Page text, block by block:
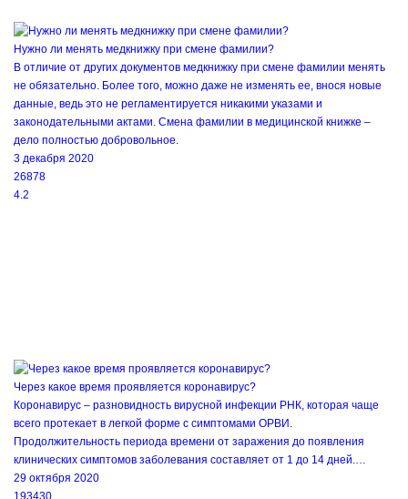
Нужно ли менять медкнижку при смене фамилии?
В отличие от других документов медкнижку при смене фамилии менять
не обязательно. Более того, можно даже не изменять ее, внося новые
данные, ведь это не регламентируется никакими указами и
законодательными актами. Смена фамилии в медицинской книжке –
дело полностью добровольное.
3 декабря 2020
26878
4.2
Через какое время проявляется коронавирус?
Коронавирус – разновидность вирусной инфекции РНК, которая чаще
всего протекает в легкой форме с симптомами ОРВИ.
Продолжительность периода времени от заражения до появления
клинических симптомов заболевания составляет от 1 до 14 дней.…
29 октября 2020
193430